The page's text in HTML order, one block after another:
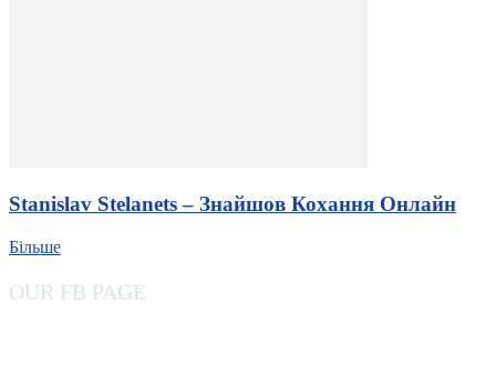
Stanislav Stelanets – Знайшов Кохання Онлайн
Більше
OUR FB PAGE